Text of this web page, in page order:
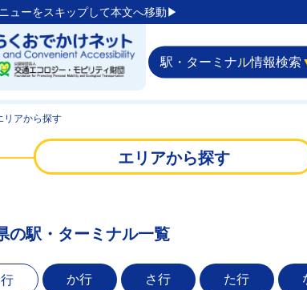
ューをスキップして本文へ移動▶︎
駅・ターミナル情報検索
リアから探す
エリアから探す
の駅・ターミナル一覧
か行 さ行 た行